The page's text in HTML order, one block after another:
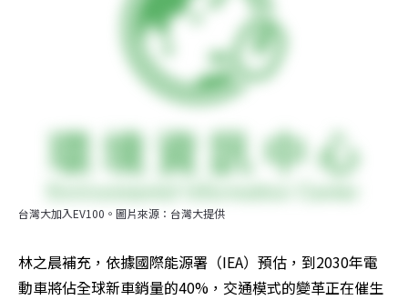
台灣大加入EV100。圖片來源：台灣大提供
林之晨補充，依據國際能源署（IEA）預估，到2030年電
動車將佔全球新車銷量的40%，交通模式的變革正在催生